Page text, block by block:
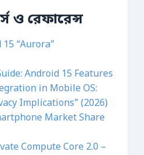
ও রেফারেন্স
“Aurora”
Android 15 Features
in Mobile OS:
Implications” (2026)
Market Share
Compute Core 2.0 –